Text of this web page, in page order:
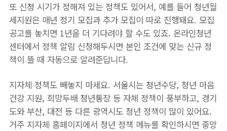
또 신청 시기가 정해져 있는 정책도 있어서, 예를 들어 청년월
세지원은 매년 정기 모집과 추가 모집이 따로 진행돼요. 모집
공고를 놓치면 1년을 더 기다려야 할 수도 있죠. 온라인청년
센터에서 정책 알림 신청해두시면 본인 조건에 맞는 신규 정
책이 뜰 때 자동으로 알려준답니다.
지자체 정책도 빼놓지 마세요. 서울시는 청년수당, 청년 마음
건강 지원, 희망두배 청년통장 등 자체 정책이 풍부하고, 경기
도와 부산, 대전 등 다른 광역시도 청년 정책이 많이 있어요.
거주 지자체 홈페이지에서 청년 정책 메뉴를 확인하시면 중앙